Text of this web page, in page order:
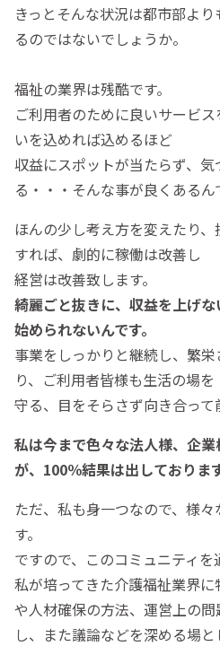
きっとそんな状況は都市部よ
るのではないでしょうか。
福祉の業界は残酷です。
ご利用者のために良いサービ
いを込めれば込めるほど
収益にスポットが当たらず、
る・・・そんな事が良くあるん
ほんの少し考え方を変えたり
すれば、劇的に稼働は改善し
経営は改善致します。
綺麗ごと抜きに、収益を上げな
始められないんです。
事業をしっかりと継続し、繁
り、ご利用者皆様も生活の場を
守る、目をそらさず向き合って
私は今まで色々な法人様、企
が、100％結果は出しております
ただ、私も身一つなので、様
す。
ですので、このコミュニティを
私が培ってきた介護福祉業界
や人材確保の方法、運営上の
し、また議論などを深める場